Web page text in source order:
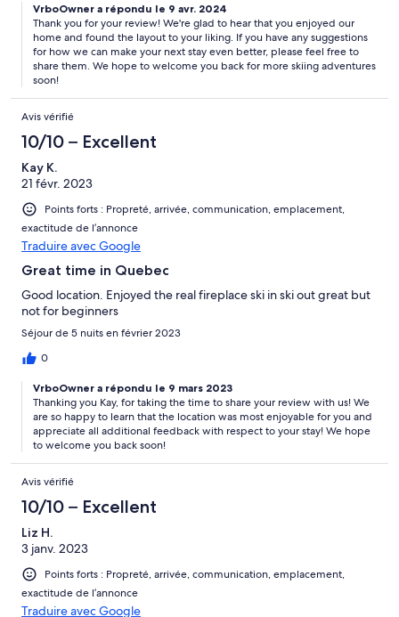
VrboOwner a répondu le 9 avr. 2024
Thank you for your review! We're glad to hear that you enjoyed our
home and found the layout to your liking. If you have any suggestions
for how we can make your next stay even better, please feel free to
share them. We hope to welcome you back for more skiing adventures
soon!
Avis vérifié
10/10 – Excellent
Kay K.
21 févr. 2023
Points forts : Propreté, arrivée, communication, emplacement,
exactitude de l’annonce
Traduire avec Google
Great time in Quebec
Good location. Enjoyed the real fireplace ski in ski out great but
not for beginners
Séjour de 5 nuits en février 2023
0
VrboOwner a répondu le 9 mars 2023
Thanking you Kay, for taking the time to share your review with us! We
are so happy to learn that the location was most enjoyable for you and
appreciate all additional feedback with respect to your stay! We hope
to welcome you back soon!
Avis vérifié
10/10 – Excellent
Liz H.
3 janv. 2023
Points forts : Propreté, arrivée, communication, emplacement,
exactitude de l’annonce
Traduire avec Google